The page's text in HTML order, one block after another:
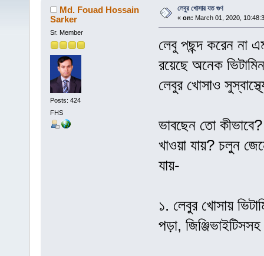
Md. Fouad Hossain
Sarker
Sr. Member
Posts: 424
FHS
লেবুর খোসার যত গুণ
« on: March 01, 2020,
লেবু পছন্দ করেন না
রয়েছে অনেক
লেবুর খোসাও
ভাবছেন তো
খাওয়া যায়? চলুন
যায়-
১. লেবুর খোসায়
পড়া,